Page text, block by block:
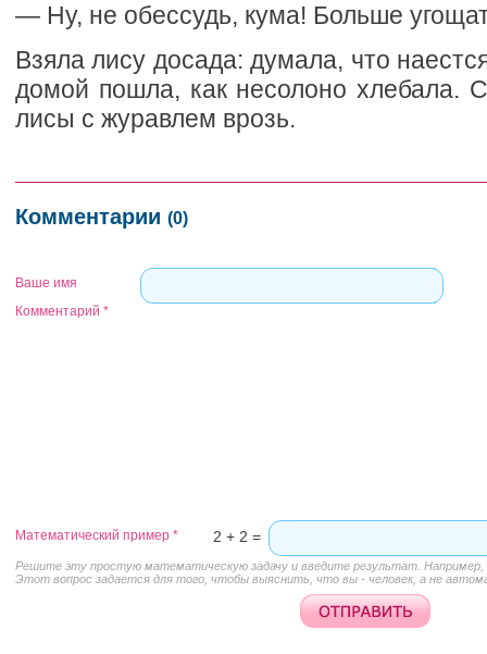
— Ну, не обессудь, кума! Больше
Взяла лису досада: думала, что
домой пошла, как несолоно хлебала.
лисы с журавлем врозь.
Комментарии (0)
Ваше имя
Комментарий *
Этот вопрос задается для того, чтобы выяснить, что вы - человек, а не
Математический пример * 2 + 2 =
Решите эту простую математическую задачу и введите результат. Например,